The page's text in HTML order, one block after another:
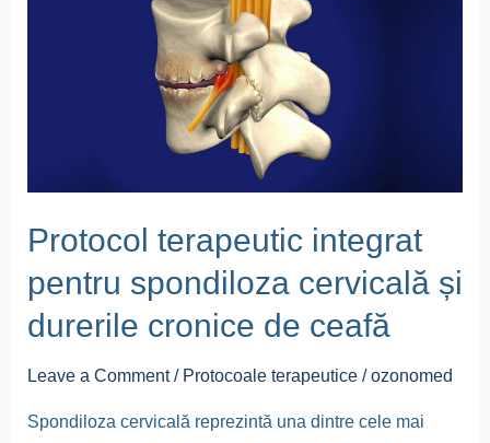
Protocol terapeutic integrat
pentru spondiloza cervicală și
durerile cronice de ceafă
Leave a Comment / Protocoale terapeutice/ozonomed
Spondiloza cervicală reprezintă una dintre cele mai
de
ceafă